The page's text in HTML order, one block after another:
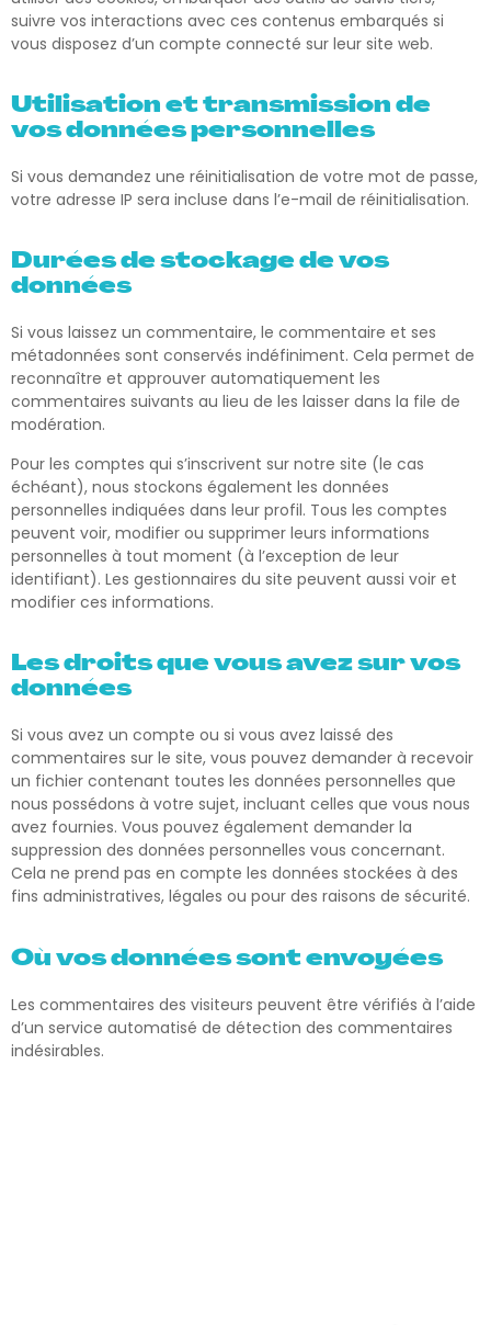
suivre vos interactions avec ces contenus embarqués si
vous disposez d’un compte connecté sur leur site web.
Utilisation et transmission de
vos données personnelles
Si vous demandez une réinitialisation de votre mot de passe,
votre adresse IP sera incluse dans l’e-mail de réinitialisation.
Durées de stockage de vos
données
Si vous laissez un commentaire, le commentaire et ses
métadonnées sont conservés indéfiniment. Cela permet de
reconnaître et approuver automatiquement les
commentaires suivants au lieu de les laisser dans la file de
modération.
Pour les comptes qui s’inscrivent sur notre site (le cas
échéant), nous stockons également les données
personnelles indiquées dans leur profil. Tous les comptes
peuvent voir, modifier ou supprimer leurs informations
personnelles à tout moment (à l’exception de leur
identifiant). Les gestionnaires du site peuvent aussi voir et
modifier ces informations.
Les droits que vous avez sur vos
données
Si vous avez un compte ou si vous avez laissé des
commentaires sur le site, vous pouvez demander à recevoir
un fichier contenant toutes les données personnelles que
nous possédons à votre sujet, incluant celles que vous nous
avez fournies. Vous pouvez également demander la
suppression des données personnelles vous concernant.
Cela ne prend pas en compte les données stockées à des
fins administratives, légales ou pour des raisons de sécurité.
Où vos données sont envoyées
Les commentaires des visiteurs peuvent être vérifiés à l’aide
d’un service automatisé de détection des commentaires
indésirables.